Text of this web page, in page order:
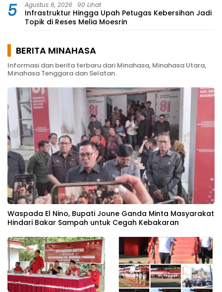
5 Agustus 6, 2026 90 Lihat
Infrastruktur Hingga Upah Petugas Kebersihan Jadi
Topik di Reses Melia Moesrin
BERITA MINAHASA
Informasi dan berita terbaru dari Minahasa, Minahasa Utara,
Minahasa Tenggara dan Selatan.
Waspada El Nino, Bupati Joune Ganda Minta Masyarakat
Hindari Bakar Sampah untuk Cegah Kebakaran